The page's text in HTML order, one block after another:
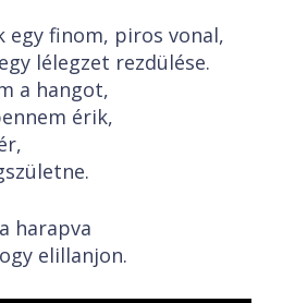
egy finom, piros vonal,
lélegzet rezdülése.
a hangot,
érik,
harapva
elillanjon.